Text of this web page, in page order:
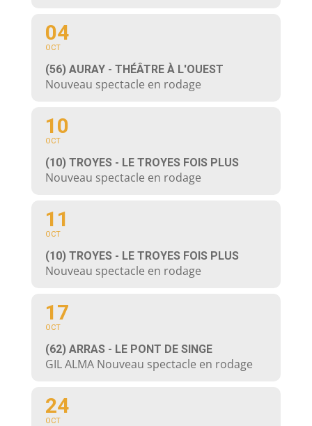
04
OCT
(56) AURAY - THÉÂTRE À L'OUEST
Nouveau spectacle en rodage
10
OCT
(10) TROYES - LE TROYES FOIS PLUS
Nouveau spectacle en rodage
11
OCT
(10) TROYES - LE TROYES FOIS PLUS
Nouveau spectacle en rodage
17
OCT
(62) ARRAS - LE PONT DE SINGE
GIL ALMA Nouveau spectacle en rodage
24
OCT